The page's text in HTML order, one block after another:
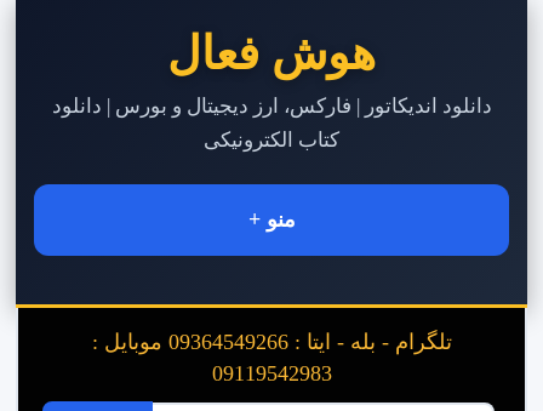
هوش فعال
دانلود اندیکاتور | فارکس، ارز دیجیتال و بورس | دانلود
کتاب الکترونیکی
منو +
تلگرام - بله - ایتا : 09364549266 موبایل :
09119542983